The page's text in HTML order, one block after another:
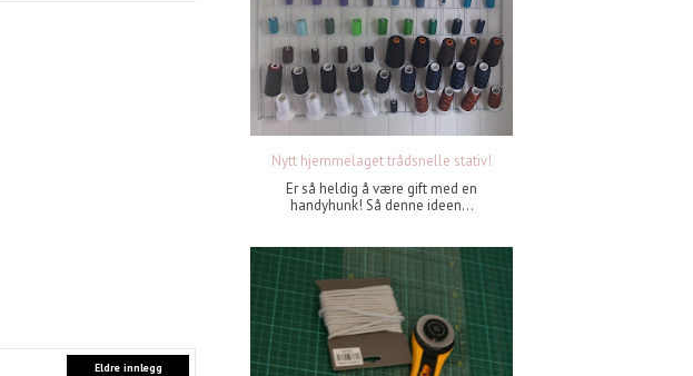
Eldre innlegg
Nytt hjemmelaget trådsnelle stativ!
Er så heldig å være gift med en
handyhunk! Så denne ideen...